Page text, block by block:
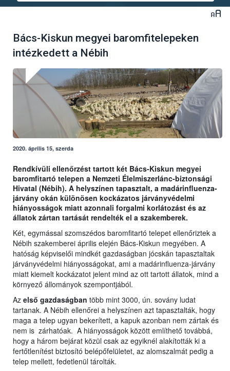
Bács-Kiskun megyei baromfitelepeken
intézkedett a Nébih
2020. április 15, szerda
Rendkívüli ellenőrzést tartott két Bács-Kiskun megyei
baromfitartó telepen a Nemzeti Élelmiszerlánc-biztonsági
Hivatal (Nébih). A helyszínen tapasztalt, a madárinfluenza-
járvány okán különösen kockázatos járványvédelmi
hiányosságok miatt azonnali forgalmi korlátozást és az
állatok zártan tartását rendelték el a szakemberek.
Két, egymással szomszédos baromfitartó telepet ellenőriztek a
Nébih szakemberei április elején Bács-Kiskun megyében. A
hatóság képviselői mindkét gazdaságban jócskán tapasztaltak
járványvédelmi hiányosságokat, ami a madárinfluenza-járvány
miatt kiemelt kockázatot jelent mind az ott tartott állatok, mind a
környező állományok szempontjából.
Az első gazdaságban több mint 3000, ún. sovány ludat
tartanak. A Nébih ellenőrei a helyszínen azt tapasztalták, hogy
maga a telep ugyan bekerített, a kapuk azonban nem zártak és
nem is zárhatóak. A hiányosságok között említhető továbbá,
hogy a három bejárat közül csak az egyiknél alakították ki a
fertőtlenítést biztosító belépőfelületet, az alomszalmát pedig a
telep mellett, fedetlenül tárolták.